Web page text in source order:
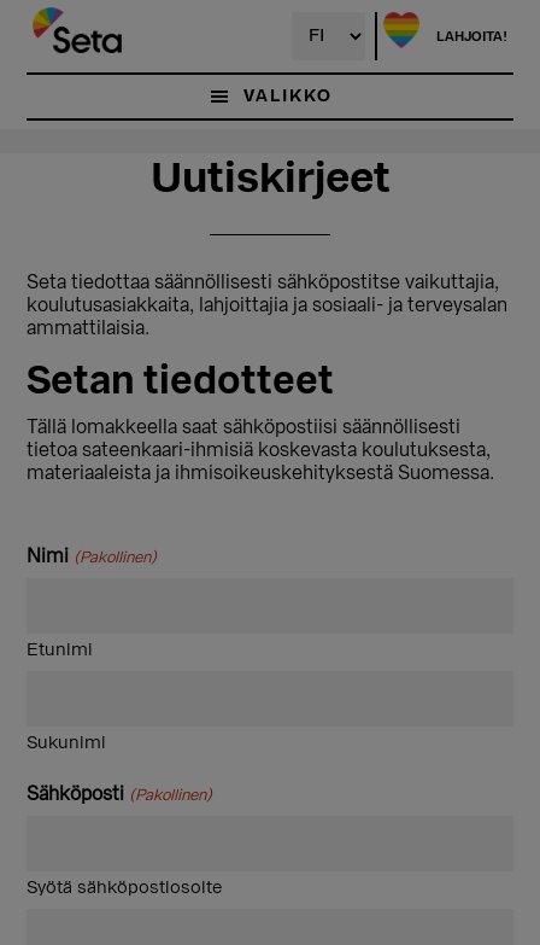
Hyppää
pääsisältöön
Hyppää
ensisijaiseen
sivupalkkiin
LAHJOITA!
VALIKKO
Uutiskirjeet
Seta tiedottaa säännöllisesti sähköpostitse vaikuttajia,
koulutusasiakkaita, lahjoittajia ja sosiaali- ja terveysalan
ammattilaisia.
Setan tiedotteet
Tällä lomakkeella saat sähköpostiisi säännöllisesti
tietoa sateenkaari-ihmisiä koskevasta koulutuksesta,
materiaaleista ja ihmisoikeuskehityksestä Suomessa.
Nimi (Pakollinen)
Etunimi
Sukunimi
Sähköposti (Pakollinen)
Syötä sähköpostiosoite